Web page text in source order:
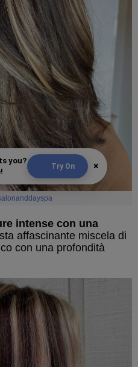
you?
Try On ×
intense con una
affascinante miscela di
con una profondità